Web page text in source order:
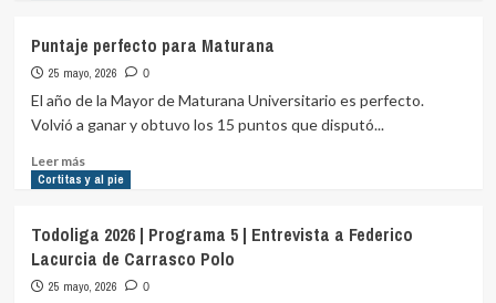
la
Liga
al
en
Albion
Puntaje perfecto para Maturana
25 mayo, 2026 0
El año de la Mayor de Maturana Universitario es perfecto.
Volvió a ganar y obtuvo los 15 puntos que disputó...
Leer másLeer
más
perfecto
para
Maturana
Cortitas y al pie
Todoliga 2026 | Programa 5 | Entrevista a Federico
Lacurcia de Carrasco Polo
25 mayo, 2026 0